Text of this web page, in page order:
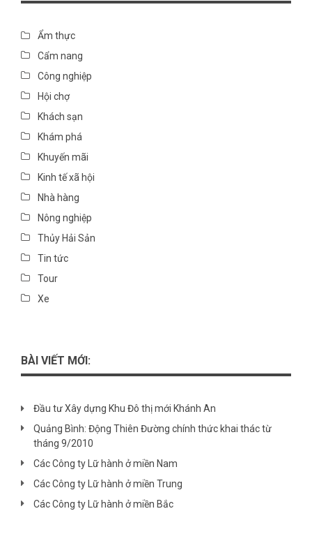
Ẩm thực
Cẩm nang
Công nghiệp
Hội chợ
Khách sạn
Khám phá
Khuyến mãi
Kinh tế xã hội
Nhà hàng
Nông nghiệp
Thủy Hải Sản
Tin tức
Tour
Xe
BÀI VIẾT MỚI:
Đầu tư Xây dựng Khu Đô thị mới Khánh An
Quảng Bình: Động Thiên Đường chính thức khai thác từ
tháng 9/2010
Các Công ty Lữ hành ở miền Nam
Các Công ty Lữ hành ở miền Trung
Các Công ty Lữ hành ở miền Bắc